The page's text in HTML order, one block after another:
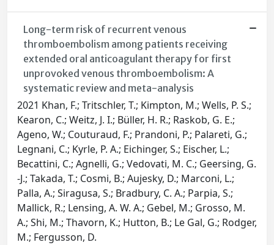
Long-term risk of recurrent venous
thromboembolism among patients receiving
extended oral anticoagulant therapy for first
unprovoked venous thromboembolism: A
systematic review and meta-analysis
2021 Khan, F.; Tritschler, T.; Kimpton, M.; Wells, P. S.;
Kearon, C.; Weitz, J. I.; Büller, H. R.; Raskob, G. E.;
Ageno, W.; Couturaud, F.; Prandoni, P.; Palareti, G.;
Legnani, C.; Kyrle, P. A.; Eichinger, S.; Eischer, L.;
Becattini, C.; Agnelli, G.; Vedovati, M. C.; Geersing, G.
-J.; Takada, T.; Cosmi, B.; Aujesky, D.; Marconi, L.;
Palla, A.; Siragusa, S.; Bradbury, C. A.; Parpia, S.;
Mallick, R.; Lensing, A. W. A.; Gebel, M.; Grosso, M.
A.; Shi, M.; Thavorn, K.; Hutton, B.; Le Gal, G.; Rodger,
M.; Fergusson, D.